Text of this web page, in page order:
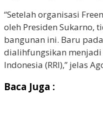
“Setelah organisasi
oleh Presiden Sukarno,
bangunan ini. Baru
dialihfungsikan menjadi
Indonesia (RRI),” jelas
Baca Juga :